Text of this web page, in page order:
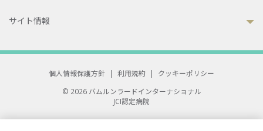
サイト情報
個人情報保護方針 | 利用規約 |
クッキーポリシー
© 2026 バムルンラードインターナショナル
JCI認定病院